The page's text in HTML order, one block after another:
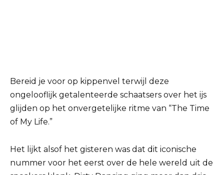
Bereid je voor op kippenvel terwijl deze
ongelooflijk getalenteerde schaatsers over het ijs
glijden op het onvergetelijke ritme van “The Time
of My Life.”
Het lijkt alsof het gisteren was dat dit iconische
nummer voor het eerst over de hele wereld uit de